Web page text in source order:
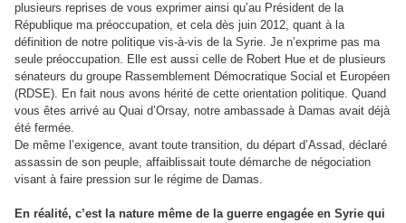
plusieurs reprises de vous exprimer ainsi qu’au Président de la
République ma préoccupation, et cela dès juin 2012, quant à la
définition de notre politique vis-à-vis de la Syrie. Je n’exprime pas ma
seule préoccupation. Elle est aussi celle de Robert Hue et de plusieurs
sénateurs du groupe Rassemblement Démocratique Social et Européen
(RDSE). En fait nous avons hérité de cette orientation politique. Quand
vous êtes arrivé au Quai d’Orsay, notre ambassade à Damas avait déjà
été fermée.
De même l’exigence, avant toute transition, du départ d’Assad, déclaré
assassin de son peuple, affaiblissait toute démarche de négociation
visant à faire pression sur le régime de Damas.
En réalité, c’est la nature même de la guerre engagée en Syrie qui